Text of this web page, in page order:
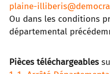
plaine-
Ou dans les conditions
départemental
Pièces téléchargeables